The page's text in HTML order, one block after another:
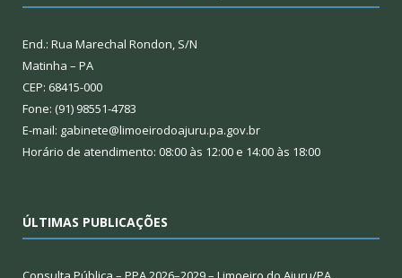
End.: Rua Marechal Rondon, S/N
Matinha – PA
CEP: 68415-000
Fone: (91) 98551-4783
E-mail: gabinete@limoeirodoajuru.pa.gov.br
Horário de atendimento: 08:00 às 12:00 e 14:00 às 18:00
ÚLTIMAS PUBLICAÇÕES